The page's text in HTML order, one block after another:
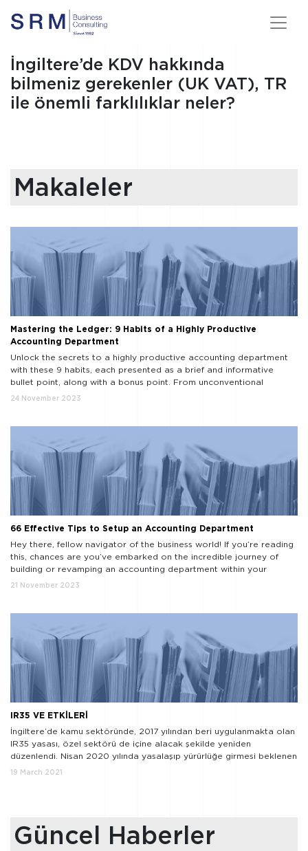
İngiltere’de KDV hakkında
bilmeniz gerekenler (UK VAT), TR
ile önemli farklılıklar neler?
Makaleler
Mastering the Ledger: 9 Habits of a Highly Productive
Accounting Department
Unlock the secrets to a highly productive accounting department
with these 9 habits, each presented as a brief and informative
bullet point, along with a bonus point. From unconventional
strategies to time-tested methods, this list guides you on the path
24 November 2023
66 Effective Tips to Setup an Accounting Department
Hey there, fellow navigator of the business world! If you’re reading
this, chances are you’ve embarked on the incredible journey of
building or revamping an accounting department within your
organization. Well, let me tell you, you’re in for an adventure, and
21 November 2023
IR35 VE ETKİLERİ
İngiltere’de kamu sektöründe, 2017 yılından beri uygulanmakta olan
IR35 yasası, özel sektörü de içine alacak şekilde yeniden
düzenlendi. Nisan 2020 yılında yasalaşıp yürürlüğe girmesi beklenen
uygulama, Covid-19 gerekçesiyle bir yıl boyunca ertelenmiş ve
19 March 2021
Güncel Haberler